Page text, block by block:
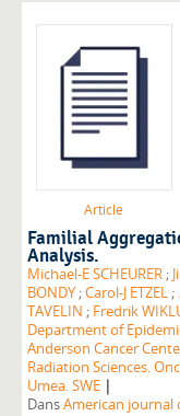
Article
Familial
Analysis.
Michael-E SCHEURER ;
BONDY ;Carol-J ETZEL ;
TAVELIN ; Fredrik
Department of
Anderson Cancer
Radiation Sciences.
Umea. SWE |
DansAmerican journal